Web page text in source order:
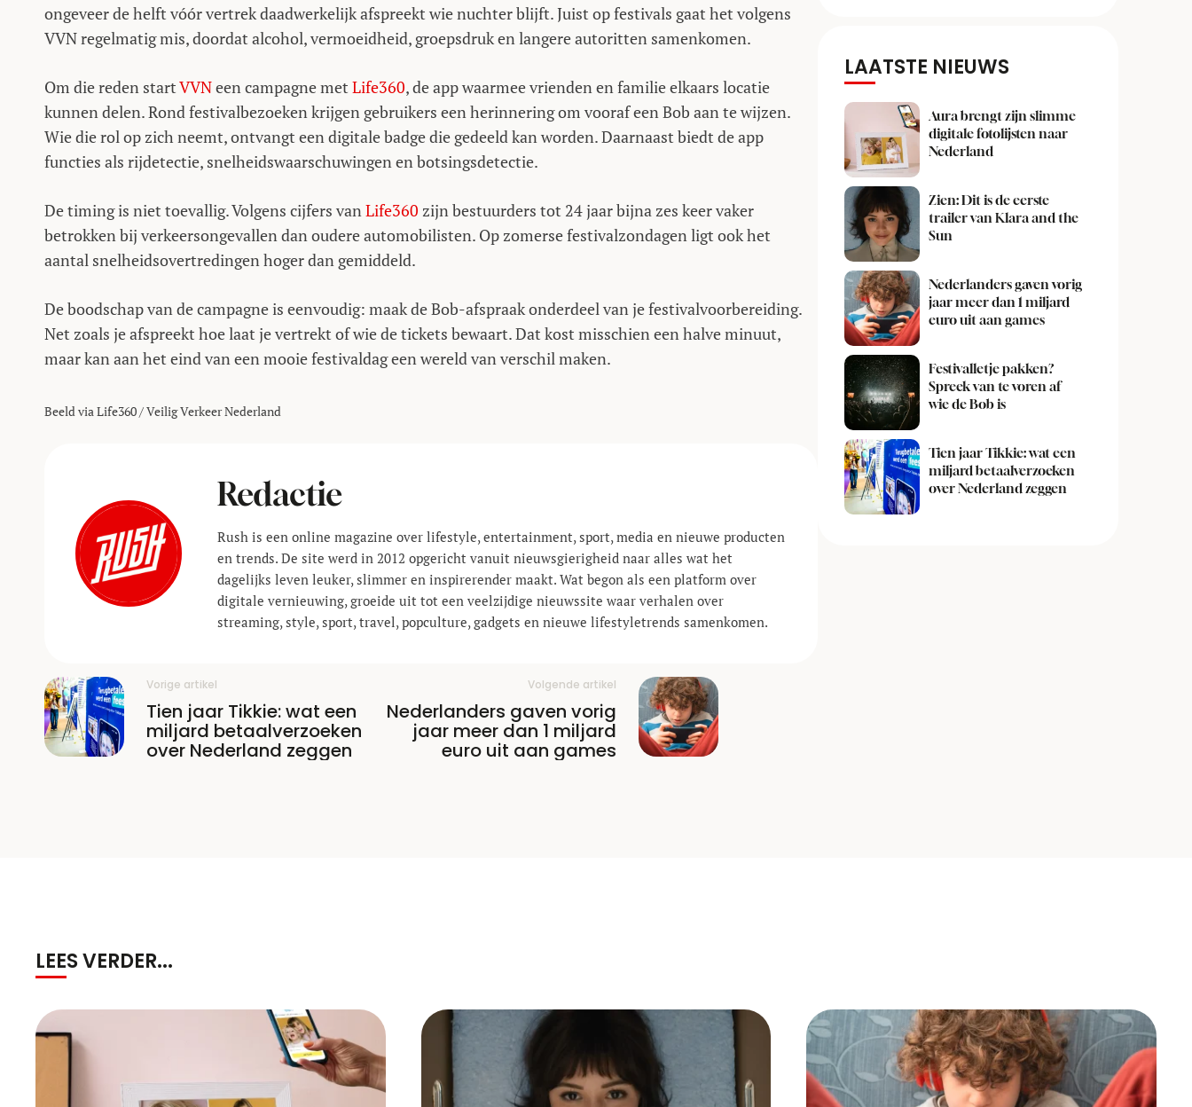
ongeveer de helft vóór vertrek daadwerkelijk afspreekt wie nuchter blijft. Juist op festivals gaat het volgens
VVN regelmatig mis, doordat alcohol, vermoeidheid, groepsdruk en langere autoritten samenkomen.
Om die reden startVVNeen campagne met Life360, de app waarmee vrienden en familie elkaars locatie
kunnen delen. Rond festivalbezoeken krijgen gebruikers een herinnering om vooraf een Bob aan te wijzen.
Wie die rol op zich neemt, ontvangt een digitale badge die gedeeld kan worden. Daarnaast biedt de app
functies als rijdetectie, snelheidswaarschuwingen en botsingsdetectie.
De timing is niet toevallig. Volgens cijfers vanLife360 zijn bestuurders tot 24 jaar bijna zes keer vaker
betrokken bij verkeersongevallen dan oudere automobilisten. Op zomerse festivalzondagen ligt ook het
aantal snelheidsovertredingen hoger dan gemiddeld.
De boodschap van de campagne is eenvoudig: maak de Bob-afspraak onderdeel van je festivalvoorbereiding.
Net zoals je afspreekt hoe laat je vertrekt of wie de tickets bewaart. Dat kost misschien een halve minuut,
maar kan aan het eind van een mooie festivaldag een wereld van verschil maken.
Beeld via Life360 / Veilig Verkeer Nederland
Redactie
Rush is een online magazine over lifestyle, entertainment, sport, media en nieuwe producten
en trends. De site werd in 2012 opgericht vanuit nieuwsgierigheid naar alles wat het
dagelijks leven leuker, slimmer en inspirerender maakt. Wat begon als een platform over
digitale vernieuwing, groeide uit tot een veelzijdige nieuwssite waar verhalen over
streaming, style, sport, travel, popculture, gadgets en nieuwe lifestyle­trends samenkomen.
Vorige artikel
Tien jaar Tikkie: wat een
miljard betaalverzoeken
over Nederland zeggen
Volgende artikel
Nederlanders gaven vorig
jaar meer dan 1 miljard
euro uit aan games
LAATSTE NIEUWS
Aura brengt zijn slimme
digitale fotolijsten naar
Nederland
Zien: Dit is de eerste
trailer van Klara and the
Sun
Nederlanders gaven vorig
jaar meer dan 1 miljard
euro uit aan games
Festivalletje pakken?
Spreek van te voren af
wie de Bob is
Tien jaar Tikkie: wat een
miljard betaalverzoeken
over Nederland zeggen
LEES VERDER...